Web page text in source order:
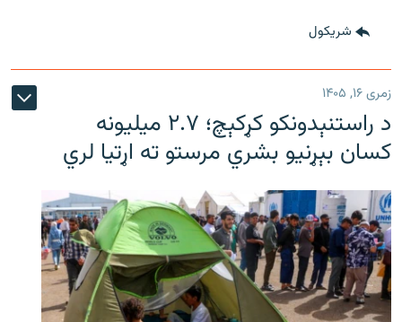
شريکول
زمری ۱۶, ۱۴۰۵
د راستنېدونکو کړکېچ؛ ۲.۷ میلیونه
کسان بېړنیو بشري مرستو ته اړتیا لري